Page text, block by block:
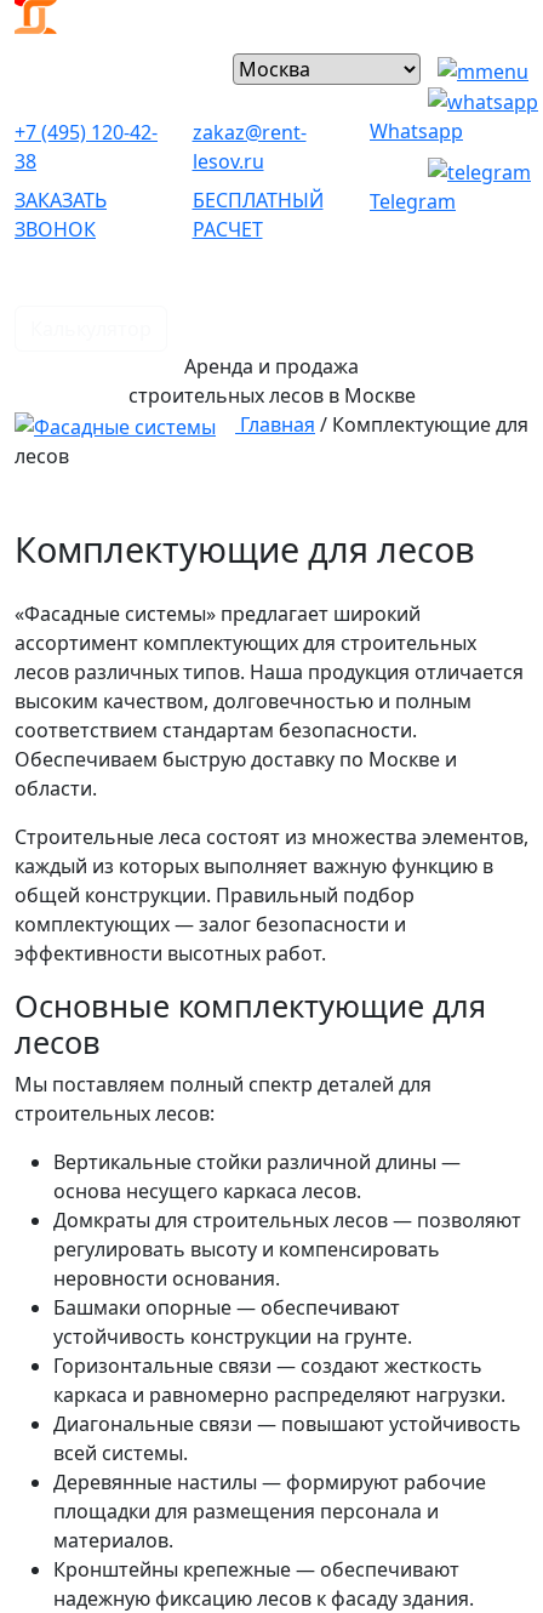
+7 (495) 120-42-
38
ЗАКАЗАТЬ
ЗВОНОК
zakaz@rent-
lesov.ru
БЕСПЛАТНЫЙ
РАСЧЕТ
Whatsapp
Telegram
Аренда и продажа
строительных лесов в Москве
Главная / Комплектующие для
лесов
Комплектующие для лесов
«Фасадные системы» предлагает широкий
ассортимент комплектующих для строительных
лесов различных типов. Наша продукция отличается
высоким качеством, долговечностью и полным
соответствием стандартам безопасности.
Обеспечиваем быструю доставку по Москве и
области.
Строительные леса состоят из множества элементов,
каждый из которых выполняет важную функцию в
общей конструкции. Правильный подбор
комплектующих — залог безопасности и
эффективности высотных работ.
Основные комплектующие для
лесов
Мы поставляем полный спектр деталей для
строительных лесов:
Вертикальные стойки различной длины —
основа несущего каркаса лесов.
Домкраты для строительных лесов — позволяют
регулировать высоту и компенсировать
неровности основания.
Башмаки опорные — обеспечивают
устойчивость конструкции на грунте.
Горизонтальные связи — создают жесткость
каркаса и равномерно распределяют нагрузки.
Диагональные связи — повышают устойчивость
всей системы.
Деревянные настилы — формируют рабочие
площадки для размещения персонала и
материалов.
Кронштейны крепежные — обеспечивают
надежную фиксацию лесов к фасаду здания.